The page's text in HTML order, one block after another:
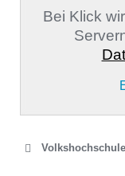
Bei Klick